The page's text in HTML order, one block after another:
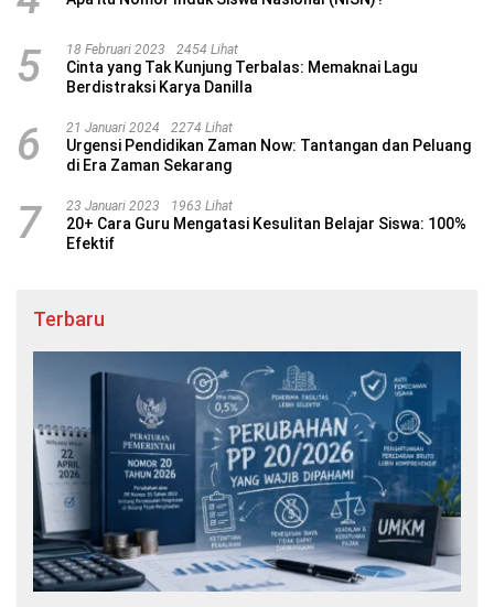
5 18 Februari 2023 2454 Lihat
Cinta yang Tak Kunjung Terbalas: Memaknai Lagu
Berdistraksi Karya Danilla
6 21 Januari 2024 2274 Lihat
Urgensi Pendidikan Zaman Now: Tantangan dan Peluang
di Era Zaman Sekarang
7 23 Januari 2023 1963 Lihat
20+ Cara Guru Mengatasi Kesulitan Belajar Siswa: 100%
Efektif
Terbaru